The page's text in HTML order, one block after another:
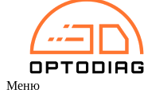
Меню